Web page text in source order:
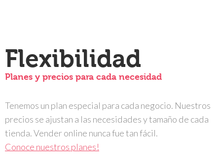
Flexibilidad
Planes y precios para cada necesidad
Tenemos un plan especial para cada negocio. Nuestros
precios se ajustan a las necesidades y tamaño de cada
tienda. Vender online nunca fue tan fácil.
Conoce nuestros planes!